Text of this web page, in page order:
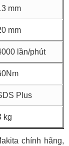
mm
mm
lần/phút
Plus
kg
chính hãng,